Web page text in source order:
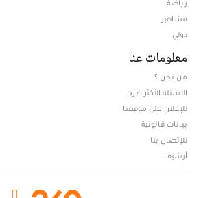
رياضة
مشاهير
دولي
معلومات عنا
من نحن ؟
الأسئلة الأكثر طرحا
للإعلان على موقعنا
بيانات قانونية
للإتصال بنا
أرشيف